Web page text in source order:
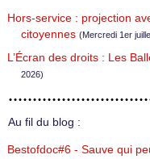
Hors-service : projection
citoyennes (Mercredi 1er
L’Écran des droits : Les
2026)
Au fil du blog :
Bestofdoc#6 - Sauve qui